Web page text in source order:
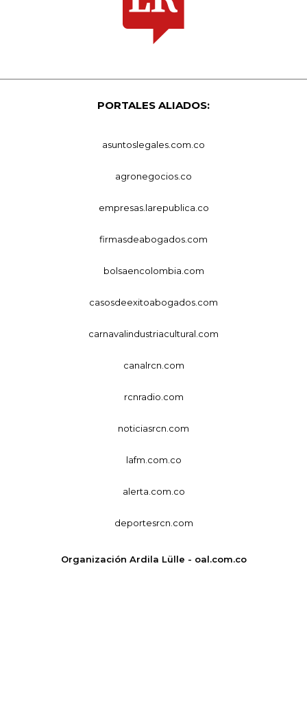
PORTALES ALIADOS:
asuntoslegales.com.co
agronegocios.co
empresas.larepublica.co
firmasdeabogados.com
bolsaencolombia.com
casosdeexitoabogados.com
carnavalindustriacultural.com
canalrcn.com
rcnradio.com
noticiasrcn.com
lafm.com.co
alerta.com.co
deportesrcn.com
Organización Ardila Lülle - oal.com.co